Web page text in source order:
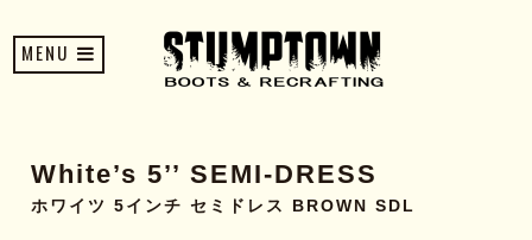
MENU
White’s 5’’ SEMI-DRESS
ホワイツ 5インチ セミドレス BROWN SDL